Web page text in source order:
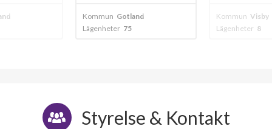
Kommun Gotland
Lägenheter 75
Kommun Visby
Lägenheter 8
Styrelse & Kontakt